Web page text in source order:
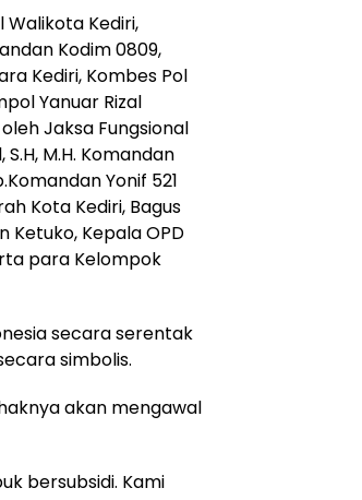
Walikota Kediri,
Kodim 0809,
Kediri, Kombes Pol
Yanuar Rizal
Jaksa Fungsional
M.H. Komandan
Yonif 521
Kota Kediri, Bagus
Ketuko, Kepala OPD
para Kelompok
secara serentak
simbolis.
akan mengawal
bersubsidi. Kami